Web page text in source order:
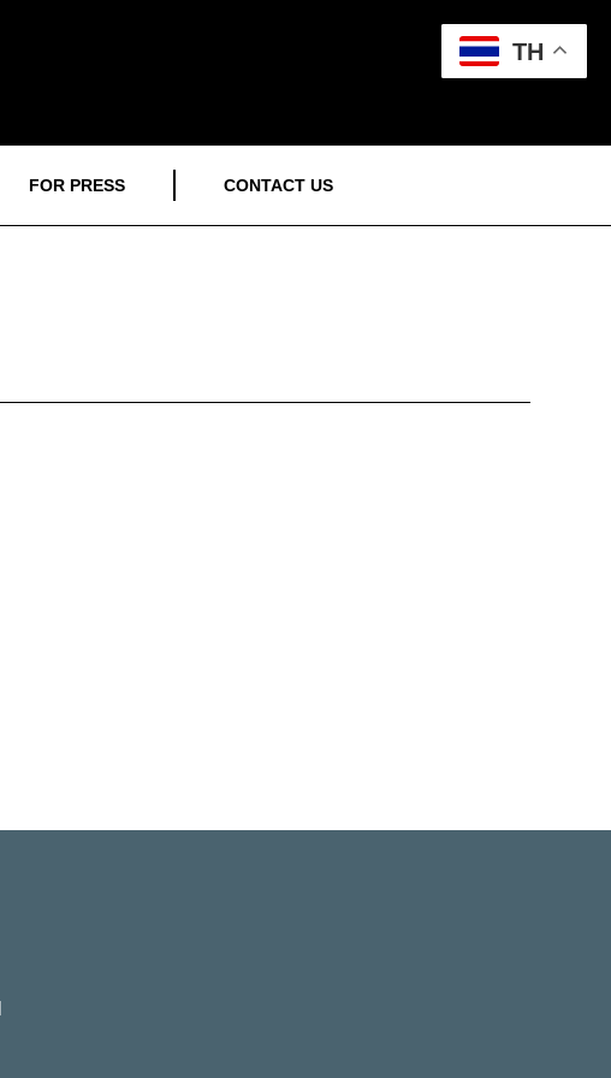
FOR PRESS CONTACT US
TH